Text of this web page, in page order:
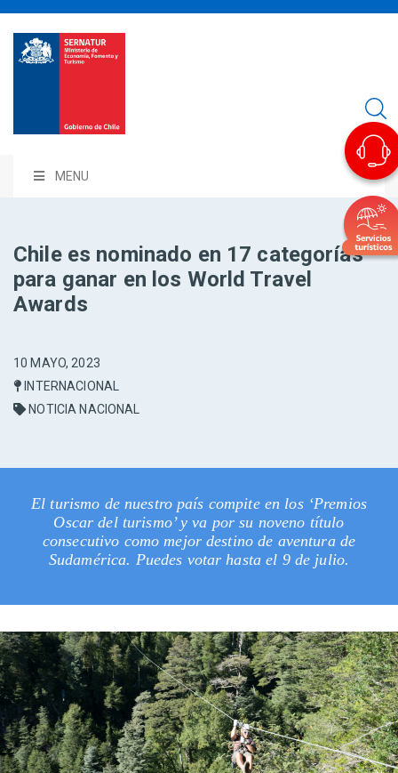
MENU
Chile es nominado en 17 categorías
para ganar en los World Travel
Awards
10 MAYO, 2023
INTERNACIONAL
NOTICIA NACIONAL
El turismo de nuestro país compite en los ‘Premios
Oscar del turismo’ y va por su noveno título
consecutivo como mejor destino de aventura de
Sudamérica. Puedes votar hasta el 9 de julio.